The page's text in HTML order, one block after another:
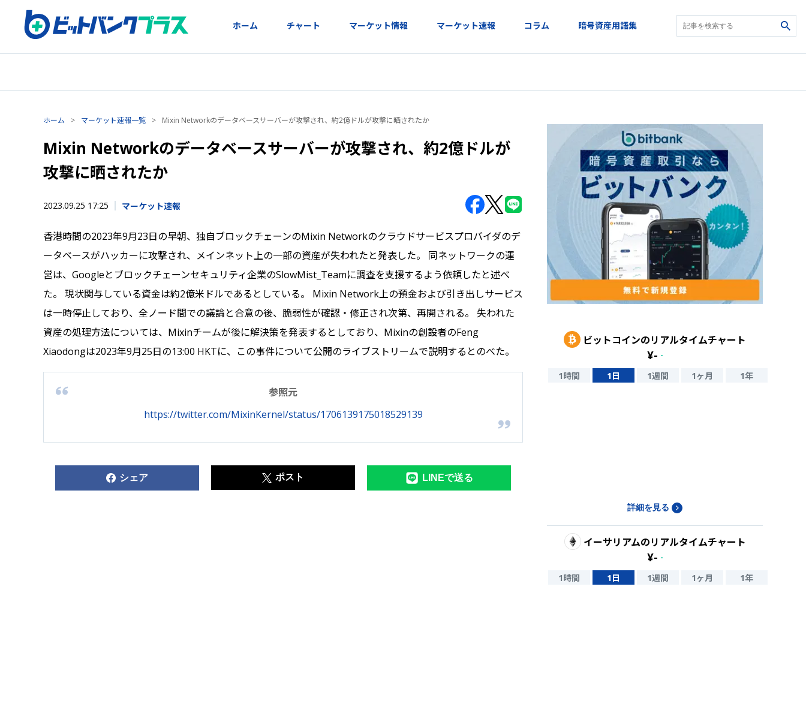
ホーム チャート マーケット情報 マーケット速報 コラム 暗号資産用語集
ホーム > マーケット速報一覧 > Mixin Networkのデータベースサーバーが攻撃され、約2億ドルが攻撃に晒されたか
Mixin Networkのデータベースサーバーが攻撃され、約2億ドルが
攻撃に晒されたか
2023.09.25 17:25 マーケット速報
香港時間の2023年9月23日の早朝、独自ブロックチェーンのMixin Networkのクラウドサービスプロバイダのデ
ータベースがハッカーに攻撃され、メインネット上の一部の資産が失われたと発表した。 同ネットワークの運
営は、Googleとブロックチェーンセキュリティ企業のSlowMist_Teamに調査を支援するよう依頼したと述べ
た。 現状関与している資金は約2億米ドルであるとしている。 Mixin Network上の預金および引き出しサービス
は一時停止しており、全ノード間での議論と合意の後、脆弱性が確認・修正され次第、再開される。 失われた
資産の処理方法については、Mixinチームが後に解決策を発表するとしており、Mixinの創設者のFeng
Xiaodongは2023年9月25日の13:00 HKTに、この事件について公開のライブストリームで説明するとのべた。
参照元
https://twitter.com/MixinKernel/status/1706139175018529139
シェア ポスト LINEで送る
ビットコインのリアルタイムチャート
¥- -
1時間 1日 1週間 1ヶ月 1年
詳細を見る
イーサリアムのリアルタイムチャート
¥- -
1時間 1日 1週間 1ヶ月 1年